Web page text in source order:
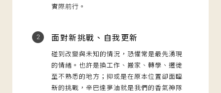
實際前行。
2 面對新挑戰、自我更新
碰到改變與未知的情況，恐懼常是最先湧現
的情緒。也許是換工作、搬家、轉學、遷徙
至不熟悉的地方；抑或是在原本位置卻面臨
新的挑戰，辛巴達夢油就是我們的香氣神隊